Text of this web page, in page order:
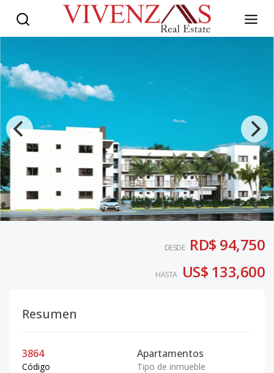
DESDE RD$ 94,750
HASTA US$ 133,600
Resumen
3864
Código
Apartamentos
Tipo de inmueble